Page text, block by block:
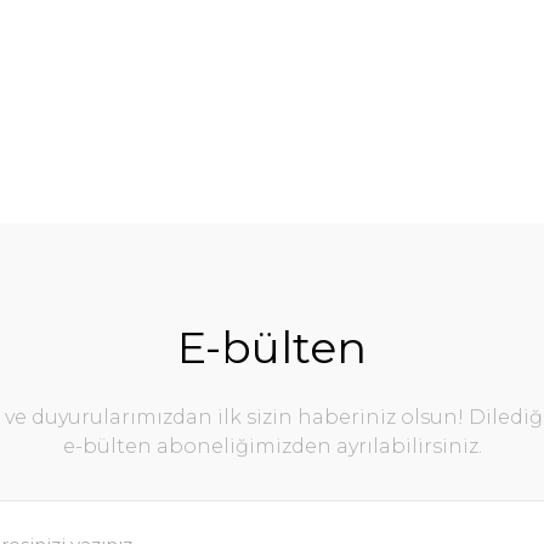
E-bülten
ve duyurularımızdan ilk sizin haberiniz olsun!
e-bülten aboneliğimizden ayrılabilirsiniz.